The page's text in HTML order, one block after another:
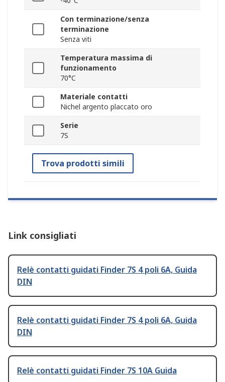
Con terminazione/senza
terminazione
Senza viti
Temperatura massima di
funzionamento
70°C
Materiale contatti
Nichel argento placcato oro
Serie
7S
Trova prodotti simili
Link consigliati
Relè contatti guidati Finder 7S 4 poli 6A, Guida
DIN
Relè contatti guidati Finder 7S 4 poli 6A, Guida
DIN
Relè contatti guidati Finder 7S 10A Guida